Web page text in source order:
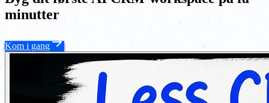
minutter
Kom i gang